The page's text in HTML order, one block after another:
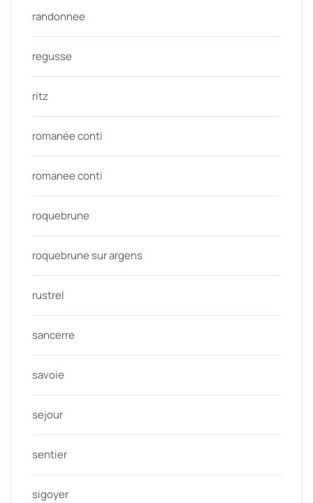
randonnee
regusse
ritz
romanée conti
romanee conti
roquebrune
roquebrune sur argens
rustrel
sancerre
savoie
sejour
sentier
sigoyer